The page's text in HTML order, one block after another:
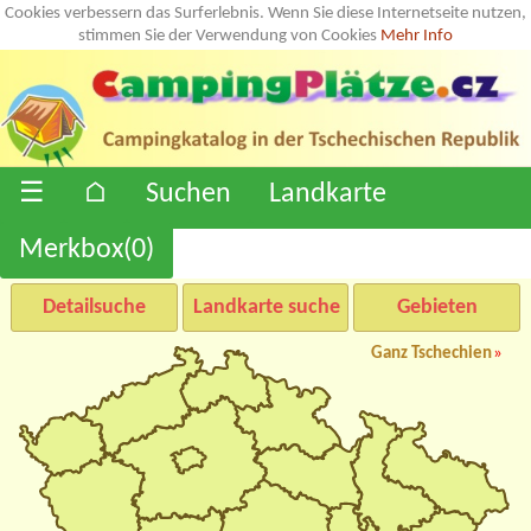
Cookies verbessern das Surferlebnis. Wenn Sie diese Internetseite nutzen,
stimmen Sie der Verwendung von Cookies Mehr Info
☰ ⌂ Suchen
Landkarte
Merkbox(0)
Detailsuche Landkarte suche Gebieten
Ganz Tschechien»